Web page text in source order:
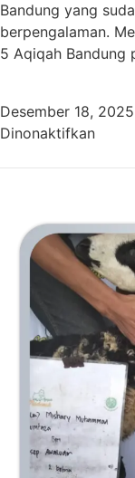
Bandung yang
berpengalaman.
5 Aqiqah
Desember 18, 2025
Dinonaktifkanpada